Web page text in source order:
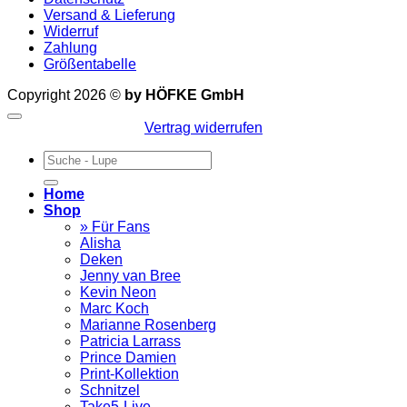
Versand & Lieferung
Widerruf
Zahlung
Größentabelle
Copyright 2026 © by HÖFKE GmbH
Vertrag widerrufen
Suchen
nach:
Home
Shop
» Für Fans
Alisha
Deken
Jenny van Bree
Kevin Neon
Marc Koch
Marianne Rosenberg
Patricia Larrass
Prince Damien
Print-Kollektion
Schnitzel